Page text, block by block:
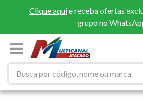
Clique aquie receba ofertas
grupo no